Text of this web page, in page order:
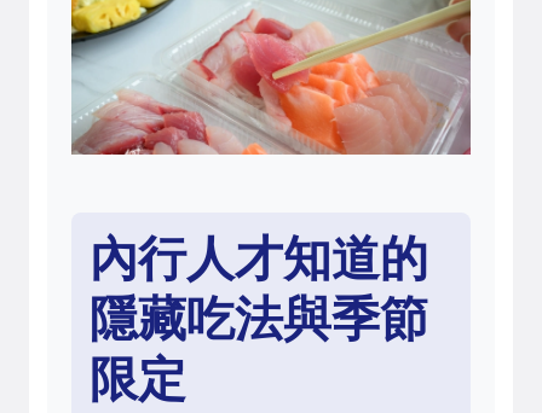
內行人才知道的
隱藏吃法與季節
限定